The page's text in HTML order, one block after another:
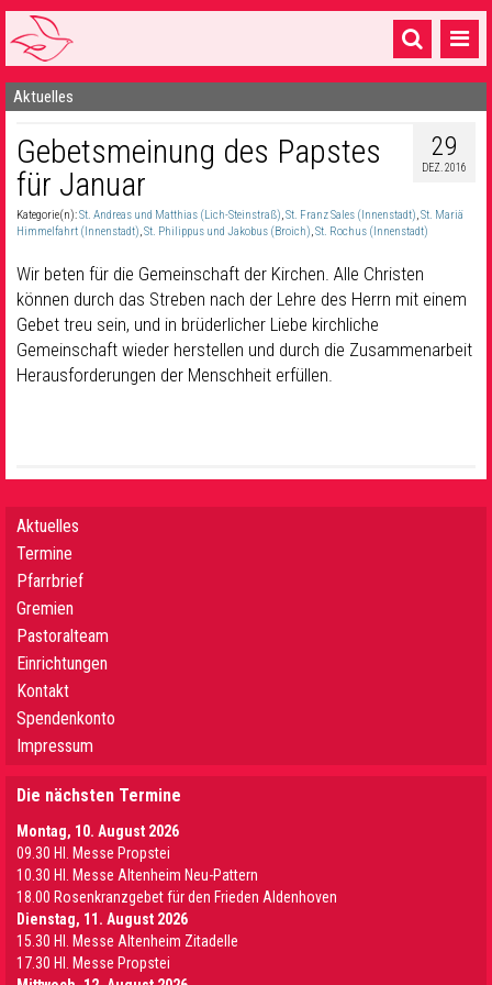
Startseite
1 Pfarrei
16 Gemeinden & mehr
Gottesdienste & Sinnsuche
Sakramente & Feste
Gemeinschaft & Soziales
Musik& Kultur
Aktuelles
29
DEZ. 2016
Gebetsmeinung des Papstes
für Januar
Kategorie(n):St. Andreas und Matthias (Lich-Steinstraß),St. Franz Sales (Innenstadt),St. Mariä
Himmelfahrt (Innenstadt),St. Philippus und Jakobus (Broich),St. Rochus (Innenstadt)
Wir beten für die Gemeinschaft der Kirchen. Alle Christen
können durch das Streben nach der Lehre des Herrn mit einem
Gebet treu sein, und in brüderlicher Liebe kirchliche
Gemeinschaft wieder herstellen und durch die Zusammenarbeit
Herausforderungen der Menschheit erfüllen.
Aktuelles
Termine
Pfarrbrief
Gremien
Pastoralteam
Einrichtungen
Kontakt
Spendenkonto
Impressum
Die nächsten Termine
Montag, 10. August 2026
09.30 Hl. Messe Propstei
10.30 Hl. Messe Altenheim Neu-Pattern
18.00 Rosenkranzgebet für den Frieden Aldenhoven
Dienstag, 11. August 2026
15.30 Hl. Messe Altenheim Zitadelle
17.30 Hl. Messe Propstei